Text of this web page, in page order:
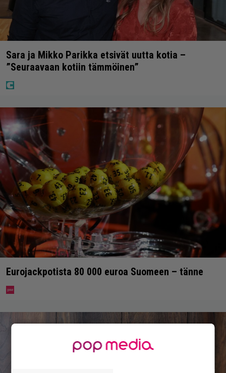
Sara ja Mikko Parikka etsivät uutta kotia –
”Seuraavaan kotiin tämmöinen”
Eurojackpotista 80 000 euroa Suomeen – tänne